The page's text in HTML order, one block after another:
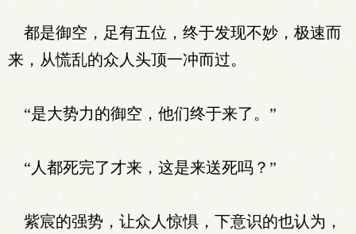
都是御空，足有五位，终于发现不妙，极速而
来，从慌乱的众人头顶一冲而过。
“是大势力的御空，他们终于来了。”
“人都死完了才来，这是来送死吗？”
紫宸的强势，让众人惊惧，下意识的也认为，